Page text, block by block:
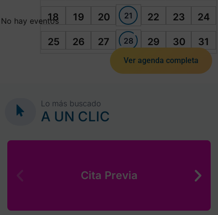
18 19 20 21 22 23 24
25 26 27 28 29 30 31
No hay eventos
Ver agenda completa
Lo más buscado
A UN CLIC
Cita Previa